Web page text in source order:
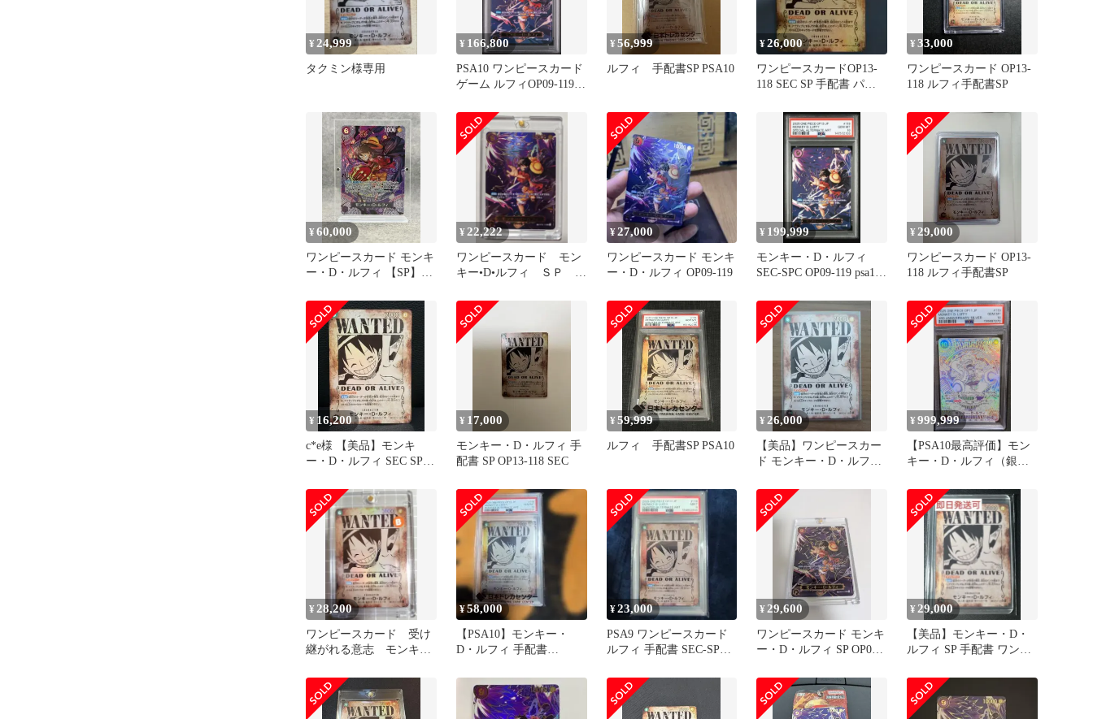
¥ 24,999
タクミン様専用
¥ 166,800
PSA10 ワンピースカード
ゲーム ルフィOP09-119
¥56,999
ルフィ 手配書SP PSA10
¥26,000
ワンピースカードOP13-
118 SEC SP 手配書 パラ
¥33,000
ワンピースカード OP13-
118 ルフィ手配書SP
¥60,000
ワンピースカード モンキ
ー・D・ルフィ 【SP】
¥ 22,222
ワンピースカード モン
キー•D•ルフィ ＳＰ
思
¥27,000
ワンピースカード モンキ
ー・D・ルフィ OP09-119
¥ 199,999
モンキー・D・ルフィ
SEC-SPC OP09-119 psa10
¥ 29,000
ワンピースカード OP13-
118 ルフィ手配書SP
¥ 16,200
c*e様 【美品】モンキ
ー・D・ルフィ SEC SP
¥ 17,000
モンキー・D・ルフィ 手
配書 SP OP13-118 SEC
¥59,999
ルフィ 手配書SP PSA10
¥ 26,000
【美品】ワンピースカー
ド モンキー・D・ルフィ
¥999,999
【PSA10最高評価】モン
キー・D・ルフィ（銀ニ
¥ 28,200
ワンピースカード 受け
継がれる意志 モンキ
¥58,000
【PSA10】モンキー・
D・ルフィ 手配書
¥23,000
PSA9 ワンピースカード
ルフィ 手配書 SEC-SPC
¥ 29,600
ワンピースカード モンキ
ー・D・ルフィ SP OP09-
¥ 29,000
【美品】モンキー・D・
ルフィ SP 手配書 ワンピ